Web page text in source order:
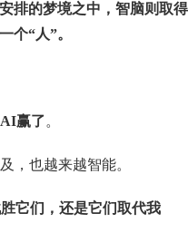
排的梦境之中，智脑则取得
个“人”。
AI赢了。
，也越来越智能。
它们，还是它们取代我